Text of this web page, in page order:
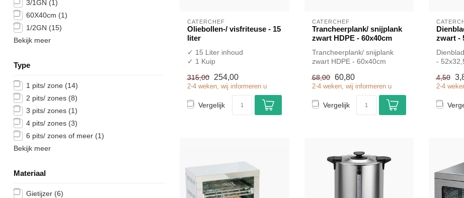
3/1GN (1)
60X40cm (1)
1/2GN (15)
Bekijk meer
Type
1 pits/ zone (14)
2 pits/ zones (8)
3 pits/ zones (1)
4 pits/ zones (3)
6 pits/ zones of meer (1)
Bekijk meer
Materiaal
Gietijzer (6)
CATERCHEF
Oliebollen-/ visfriteuse - 15
liter
✓ 15 Liter inhoud
✓ 1 Kuip
✓ Tafelmodel
✓ 2 kW
315,00 254,00
2-4 weken, wij informeren u
Vergelijk
CATERCHEF
Trancheerplank/ snijplank
zwart HDPE - 60x40cm
Trancheerplank/ snijplank
zwart HDPE - 60x40cm
de h...
68,00 60,80
2-4 weken, wij informeren u
Vergelijk
zwart -
-
4,50
2-4